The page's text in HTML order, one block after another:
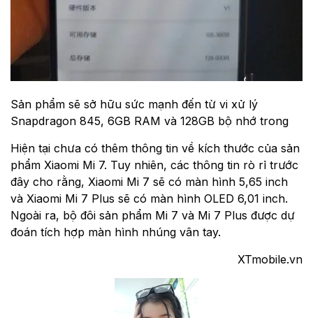
Sản phẩm sẽ sở hữu sức mạnh đến từ vi xử lý
Snapdragon 845, 6GB RAM và 128GB bộ nhớ trong
Hiện tại chưa có thêm thông tin về kích thước của sản
phẩm Xiaomi Mi 7. Tuy nhiên, các thông tin rò rỉ trước
đây cho rằng, Xiaomi Mi 7 sẽ có màn hình 5,65 inch
và Xiaomi Mi 7 Plus sẽ có màn hình OLED 6,01 inch.
Ngoài ra, bộ đôi sản phẩm Mi 7 và Mi 7 Plus được dự
đoán tích hợp màn hình nhúng vân tay.
XTmobile.vn